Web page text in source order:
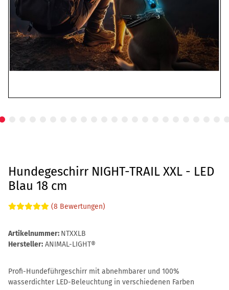
Hundegeschirr NIGHT-TRAIL XXL - LED
Blau 18 cm
(8 Bewertungen)
Artikelnummer: NTXXLB
Hersteller: ANIMAL-LIGHT®
Profi-Hundeführgeschirr mit abnehmbarer und 100%
wasserdichter LED-Beleuchtung in verschiedenen Farben